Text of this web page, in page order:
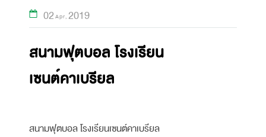
02 Apr 2019
สนามฟุตบอล โรงเรียน
เซนต์คาเบรียล
สนามฟุตบอล โรงเรียนเซนต์คาเบรียล